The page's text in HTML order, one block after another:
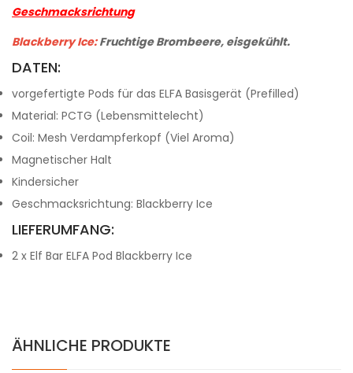
Geschmacksrichtung
Blackberry Ice: Fruchtige Brombeere, eisgekühlt.
DATEN:
vorgefertigte Pods für das ELFA Basisgerät (Prefilled)
Material: PCTG (Lebensmittelecht)
Coil: Mesh Verdampferkopf (Viel Aroma)
Magnetischer Halt
Kindersicher
Geschmacksrichtung: Blackberry Ice
LIEFERUMFANG:
2 x Elf Bar ELFA Pod Blackberry Ice
ÄHNLICHE PRODUKTE